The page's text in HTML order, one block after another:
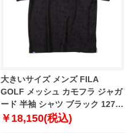
大きいサイズ メンズ FILA
GOLF メッシュ カモフラ ジャガ
ード 半袖 シャツ ブラック 1278-
5221-2 3L 4L 5L 6L
￥18,150(税込)